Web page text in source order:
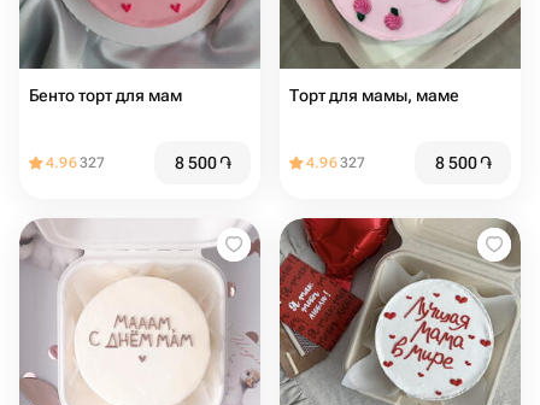
Бенто торт для мам
4.96327 8 500֏
Торт для мамы, маме
4.96327 8 500֏